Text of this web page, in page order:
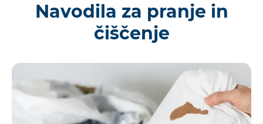
Navodila za pranje in
čiščenje